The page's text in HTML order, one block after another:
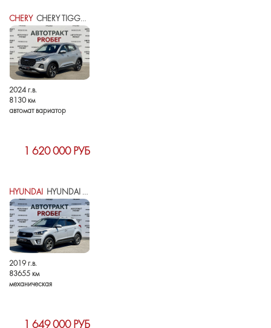
CHERY CHERY TIGGO 4 PRO I РЕСТАЙЛИНГ
2024 г.в.
8130 км
автомат вариатор
1 620 000 РУБ
HYUNDAI HYUNDAI CRETA I
2019 г.в.
83655 км
механическая
1 649 000 РУБ